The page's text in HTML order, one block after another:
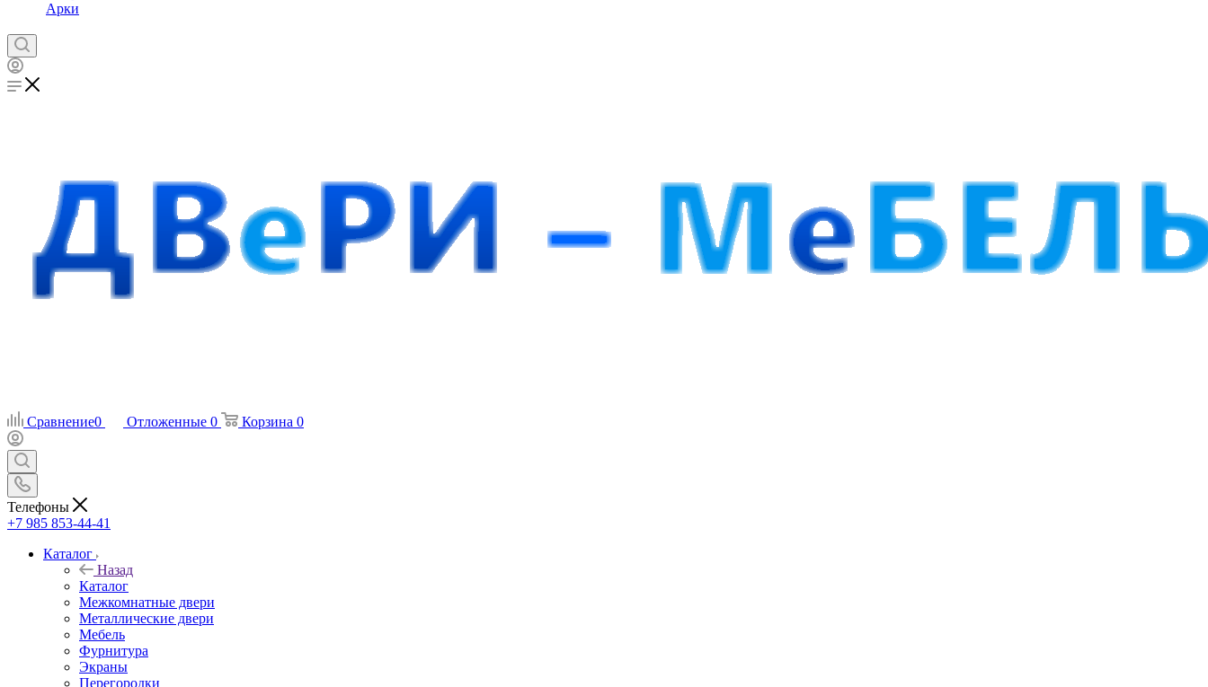
Арки
Сравнение0 Отложенные 0 Корзина 0
Телефоны
+7 985 853-44-41
Каталог
Назад
Каталог
Межкомнатные двери
Металлические двери
Мебель
Фурнитура
Экраны
Перегородки